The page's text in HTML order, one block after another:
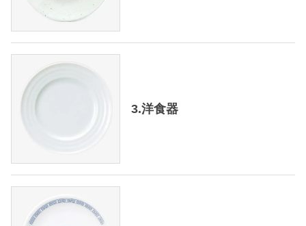
3.洋食器